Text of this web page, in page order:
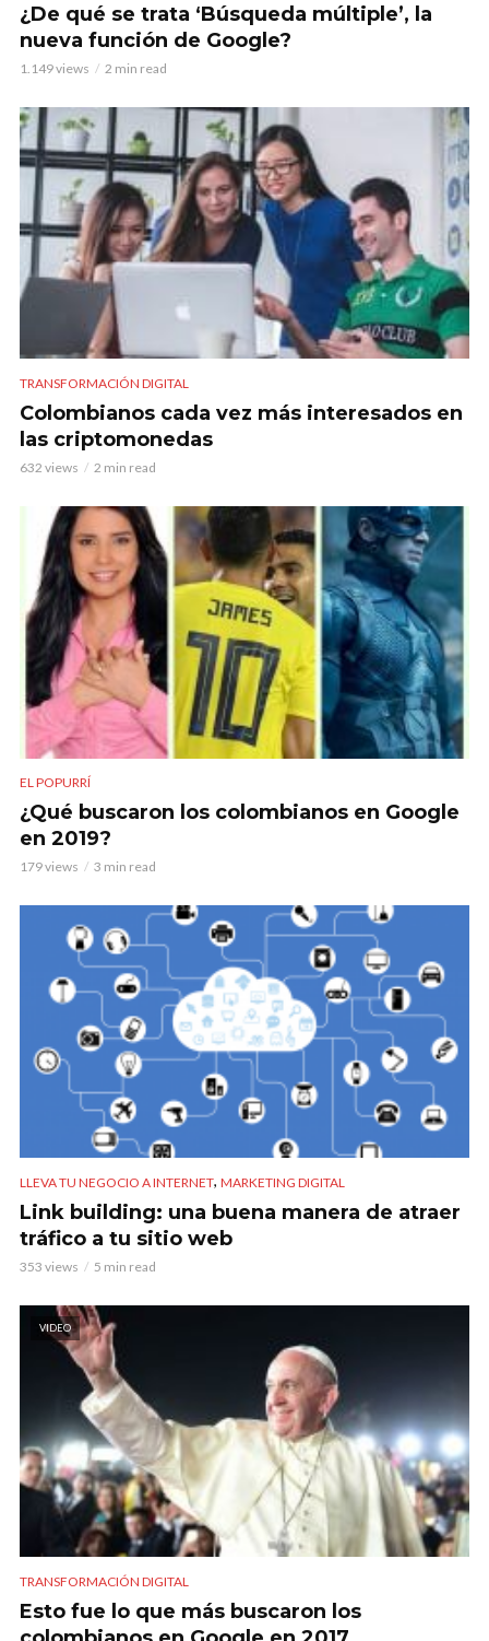
¿De qué se trata ‘Búsqueda múltiple’, la
nueva función de Google?
1.149 views 2 min read
TRANSFORMACIÓN DIGITAL
Colombianos cada vez más interesados en
las criptomonedas
632 views 2 min read
EL POPURRÍ
¿Qué buscaron los colombianos en Google
en 2019?
179 views 3 min read
LLEVA TU NEGOCIO A INTERNET, MARKETING DIGITAL
Link building: una buena manera de atraer
tráfico a tu sitio web
353 views 5 min read
VIDEO
TRANSFORMACIÓN DIGITAL
Esto fue lo que más buscaron los